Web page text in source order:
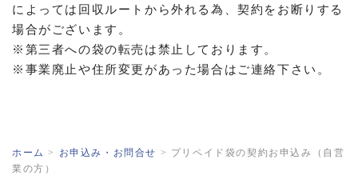
によっては回収ルートから外れる為、契約をお断りする
場合がございます。
※第三者への袋の転売は禁止しております。
※事業廃止や住所変更があった場合はご連絡下さい。
ホーム > お申込み・お問合せ > プリペイド袋の契約お申込み（自営
業の方）